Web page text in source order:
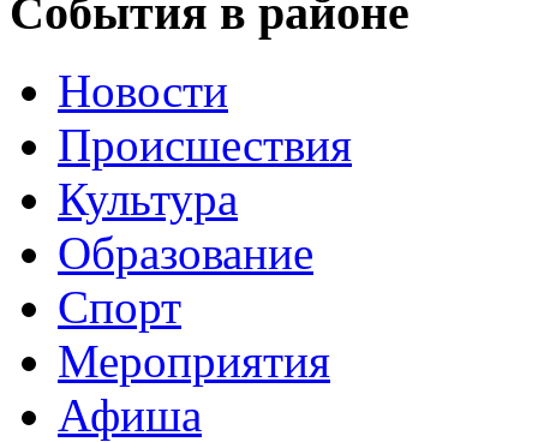
События в районе
Новости
Происшествия
Культура
Образование
Спорт
Мероприятия
Афиша